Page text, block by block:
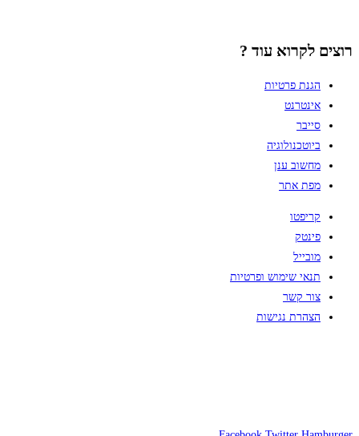
רוצים לקרוא עוד ?
הגנת פרטיות
אינטרנט
סייבר
ביוטכנולוגיה
מחשוב ענן
מפת אתר
קריפטו
פינטק
מובייל
תנאי שימוש ופרטיות
צור קשר
הצהרת נגישות